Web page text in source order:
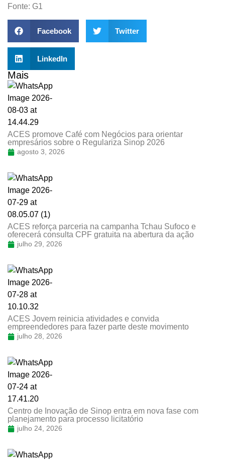
Fonte: G1
Facebook Twitter
LinkedIn
Mais
ACES promove Café com Negócios para orientar
empresários sobre o Regulariza Sinop 2026
agosto 3, 2026
ACES reforça parceria na campanha Tchau Sufoco e
oferecerá consulta CPF gratuita na abertura da ação
julho 29, 2026
ACES Jovem reinicia atividades e convida
empreendedores para fazer parte deste movimento
julho 28, 2026
Centro de Inovação de Sinop entra em nova fase com
planejamento para processo licitatório
julho 24, 2026